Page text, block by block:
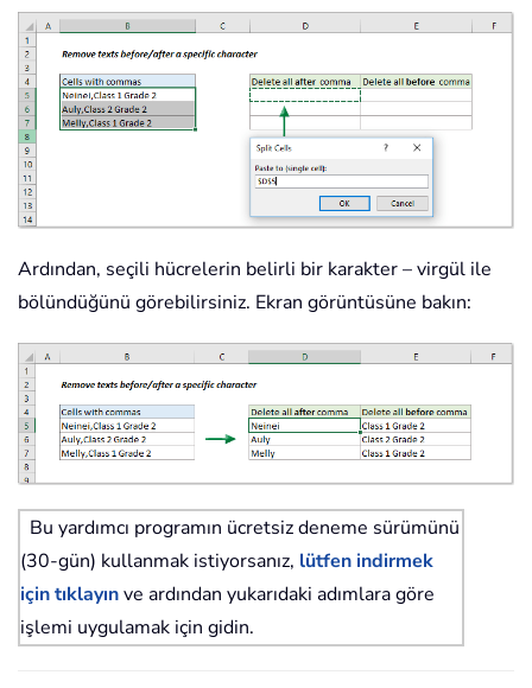
Ardından, seçili hücrelerin belirli bir karakter – virgül ile
bölündüğünü görebilirsiniz. Ekran görüntüsüne bakın:
Bu yardımcı programın ücretsiz deneme sürümünü
(30-gün) kullanmak istiyorsanız, lütfen indirmek
için tıklayınve ardından yukarıdaki adımlara göre
işlemi uygulamak için gidin.